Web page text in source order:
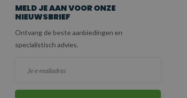
MELD JE AAN VOOR ONZE
NIEUWSBRIEF
Ontvang de beste aanbiedingen en
specialistisch advies.